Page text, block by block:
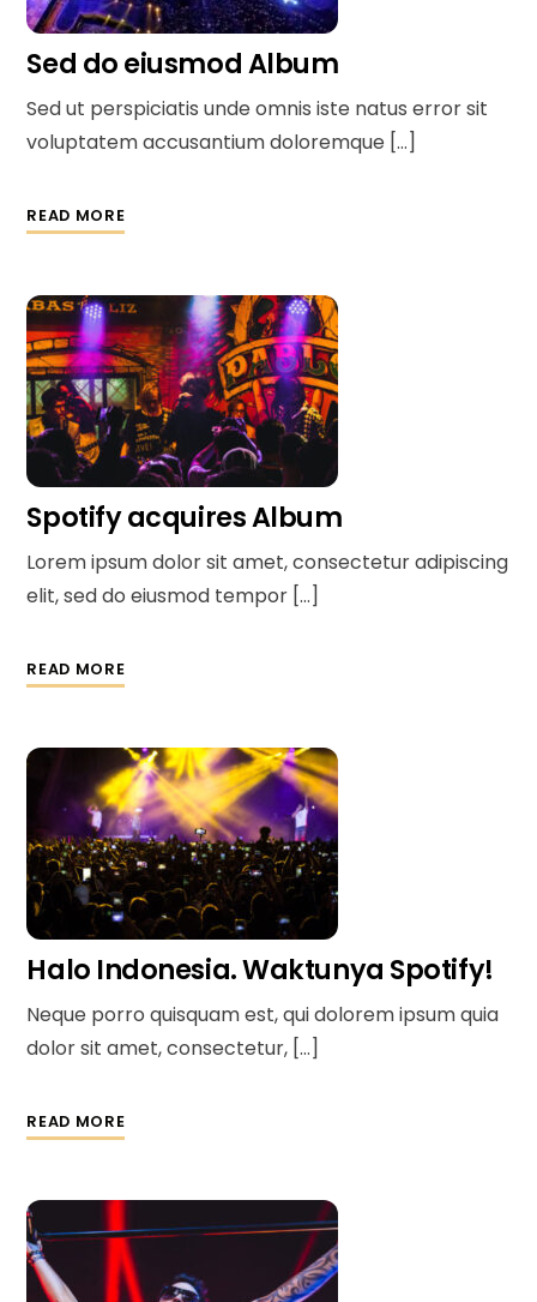
Sed do eiusmod Album
Sed ut perspiciatis unde omnis iste natus error sit
voluptatem accusantium doloremque […]
READ MORE
Spotify acquires Album
Lorem ipsum dolor sit amet, consectetur adipiscing
elit, sed do eiusmod tempor […]
READ MORE
Halo Indonesia. Waktunya Spotify!
Neque porro quisquam est, qui dolorem ipsum quia
dolor sit amet, consectetur, […]
READ MORE